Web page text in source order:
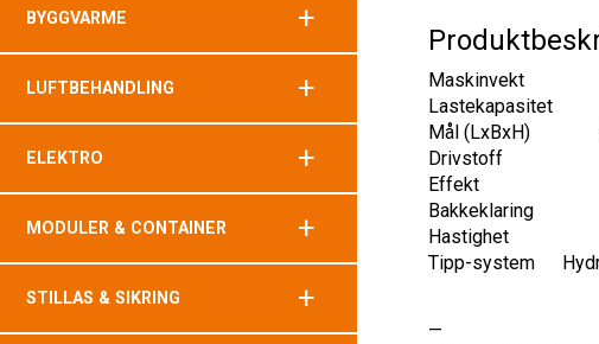
BYGGVARME +
LUFTBEHANDLING +
ELEKTRO +
MODULER & CONTAINER +
STILLAS & SIKRING +
Maskinvekt
Lastekapasitet
Mål (LxBxH)
Drivstoff
Effekt
Bakkeklaring
Hastighet
Tipp-system
—